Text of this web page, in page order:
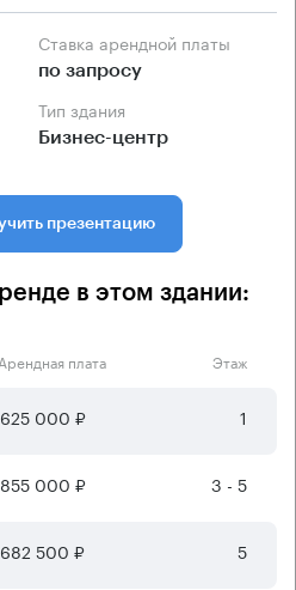
Ставка арендной платы
по запросу
Тип здания
Бизнес-центр
презентацию
в этом здании:
Арендная плата Этаж
625 000 ₽ 1
855 000 ₽ 3 - 5
682 500 ₽ 5